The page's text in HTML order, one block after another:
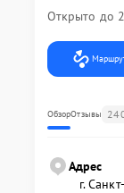
Открыто до
ОбзорОтзывы
Адрес
г.